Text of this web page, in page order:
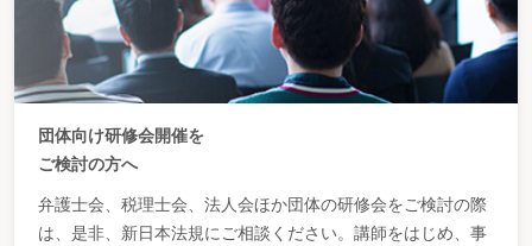
団体向け研修会開催を
ご検討の方へ
弁護士会、税理士会、法人会ほか団体の研修会をご検討の際
は、是非、新日本法規にご相談ください。講師をはじめ、事